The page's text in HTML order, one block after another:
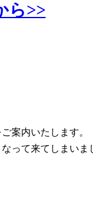
ら>>
案内いたします。
って来てしまいま